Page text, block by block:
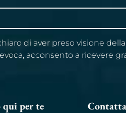
di aver preso visione
acconsento a ricevere
qui per te